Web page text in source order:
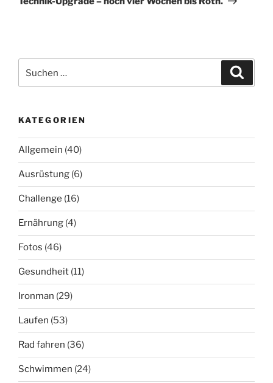
nach:
KATEGORIEN
Allgemein (40)
Ausrüstung (6)
Challenge (16)
Ernährung (4)
Fotos (46)
Gesundheit (11)
Ironman (29)
Laufen (53)
Rad fahren (36)
Schwimmen (24)